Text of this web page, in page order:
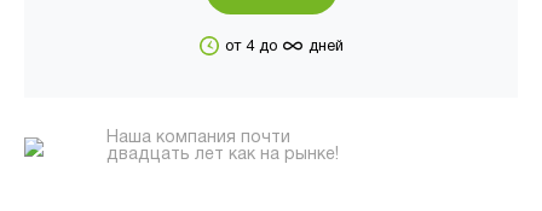
от 4 до ∞ дней
Наша компания почти
двадцать лет как на рынке!